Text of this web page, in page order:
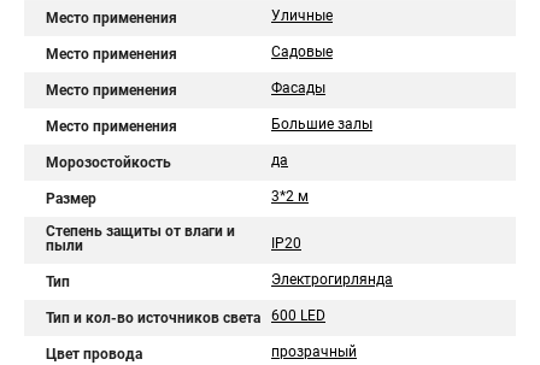
Место применения Уличные
Место применения Садовые
Место применения Фасады
Место применения Большие залы
Морозостойкость да
Размер 3*2 м
Степень защиты от влаги и
пыли
IP20
Тип Электрогирлянда
Тип и кол-во источников света 600 LED
Цвет провода прозрачный